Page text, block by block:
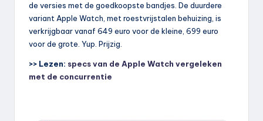
de versies met de goedkoopste bandjes. De duurdere
variant Apple Watch, met roestvrijstalen behuizing, is
verkrijgbaar vanaf 649 euro voor de kleine, 699 euro
voor de grote. Yup. Prijzig.
>> Lezen: specs van de Apple Watch vergeleken
met de concurrentie